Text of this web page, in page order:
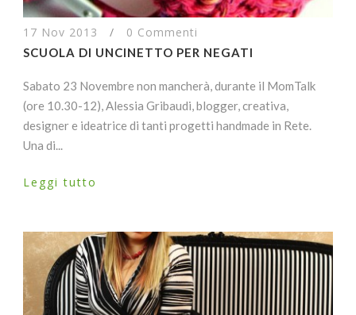
17 Nov 2013 / 0 Commenti
SCUOLA DI UNCINETTO PER NEGATI
Sabato 23 Novembre non mancherà, durante il MomTalk
(ore 10.30-12), Alessia Gribaudi, blogger, creativa,
designer e ideatrice di tanti progetti handmade in Rete.
Una di...
Leggi tutto